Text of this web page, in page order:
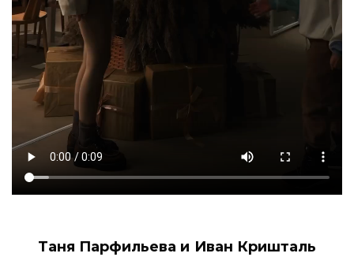
Таня Парфильева и Иван Кришталь